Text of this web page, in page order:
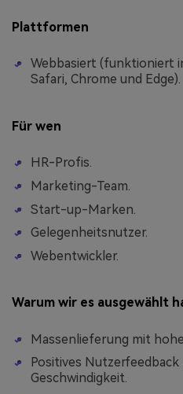
Plattformen
Webbasiert (funktioniert
Safari, Chrome und Edge).
Für wen
HR-Profis.
Marketing-Team.
Start-up-Marken.
Gelegenheitsnutzer.
Webentwickler.
Warum wir es ausgewählt
Massenlieferung mit
Positives Nutzerfeedback
Geschwindigkeit.